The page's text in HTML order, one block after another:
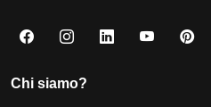
Chi siamo?